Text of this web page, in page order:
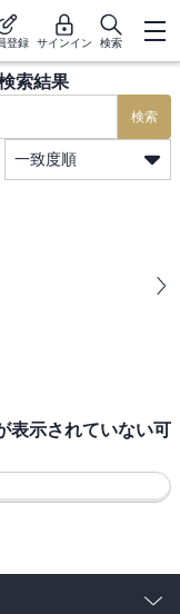
登録 サインイン 検索
索結果
検索
一致度順
表示されていない可